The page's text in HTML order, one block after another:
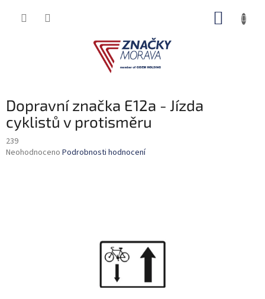
Dopravní značka E12a - Jízda
cyklistů v protisměru
239
Průměrné
Neohodnoceno Podrobnosti hodnocení